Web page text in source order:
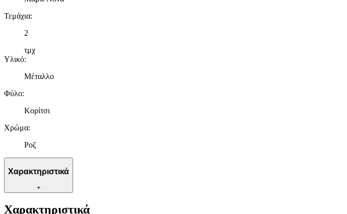
Τεμάχια:
2
τμχ
Υλικό:
Μέταλλο
Φύλο:
Κορίτσι
Χρώμα:
Ροζ
Χαρακτηριστικά
+
Χαρακτηριστικά